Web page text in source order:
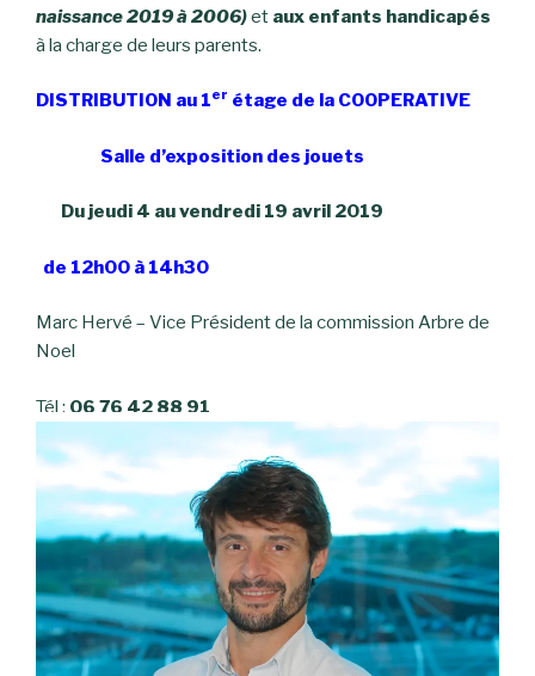
naissance 2019 à 2006)et aux enfants handicapés
à la charge de leurs parents.
DISTRIBUTION au 1er étage de la COOPERATIVE
Salle d’exposition des jouets
Du jeudi 4 au vendredi 19 avril 2019
de 12h00 à 14h30
Marc Hervé – Vice Président de la commission Arbre de
Noel
Tél : 06 76 42 88 91